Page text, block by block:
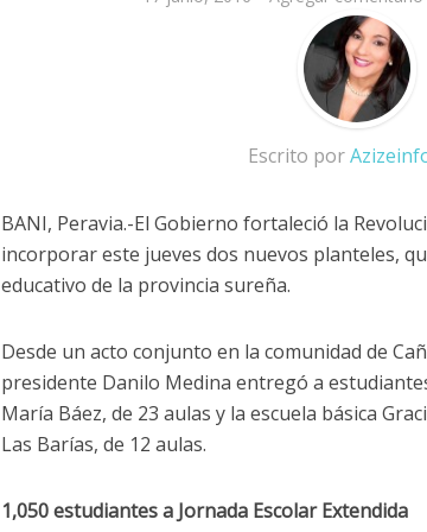
Escrito por
BANI, Peravia.-El Gobierno fortaleció la
incorporar este jueves dos nuevos planteles,
educativo de la provincia sureña.
Desde un acto conjunto en la comunidad de
presidente Danilo Medina entregó a
María Báez, de 23 aulas y la escuela básica
Las Barías, de 12 aulas.
1,050 estudiantes a Jornada Escolar Extendida